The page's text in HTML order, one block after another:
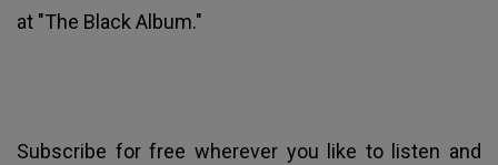
at "The Black Album."
Subscribe for free wherever you like to listen and